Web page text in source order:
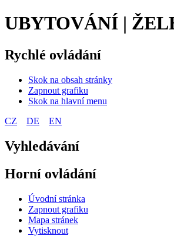
UBYTOVÁNÍ |
Rychlé ovládání
Skok na obsah stránky
Zapnout grafiku
Skok na hlavní menu
CZ
DE EN
Vyhledávání
Horní ovládání
Úvodní stránka
Zapnout grafiku
Mapa stránek
Vytisknout